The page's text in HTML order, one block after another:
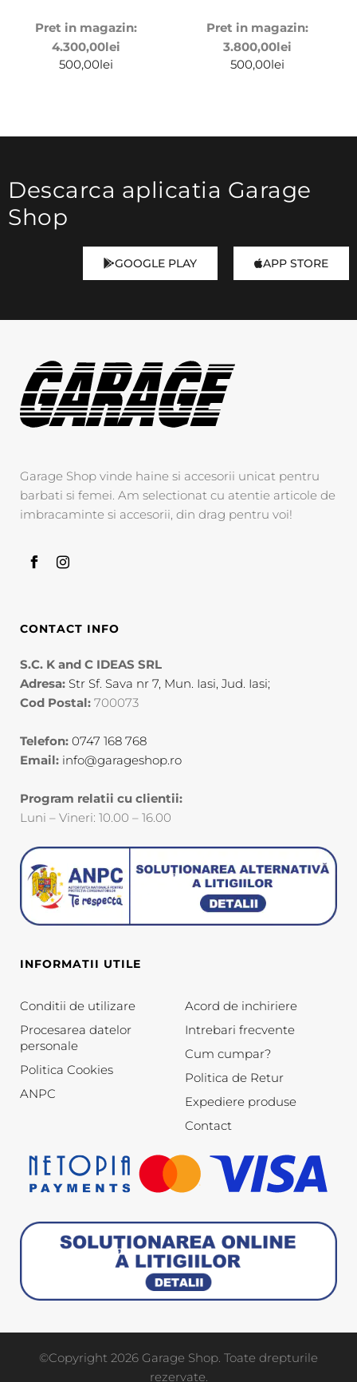
Pret in magazin:
4.300,00lei
500,00lei
Pret in magazin:
3.800,00lei
500,00lei
Descarca aplicatia Garage
Shop
GOOGLE PLAY APP STORE
Garage Shop vinde haine si accesorii unicat pentru
barbati si femei. Am selectionat cu atentie articole de
imbracaminte si accesorii, din drag pentru voi!
CONTACT INFO
S.C. K and C IDEAS SRL
Adresa: Str Sf. Sava nr 7, Mun. Iasi, Jud. Iasi;
Cod Postal: 700073
Telefon: 0747 168 768
Email: info@garageshop.ro
Program relatii cu clientii:
Luni – Vineri: 10.00 – 16.00
INFORMATII UTILE
Conditii de utilizare
Procesarea datelor
personale
Politica Cookies
ANPC
Acord de inchiriere
Intrebari frecvente
Cum cumpar?
Politica de Retur
Expediere produse
Contact
©Copyright 2026 Garage Shop. Toate drepturile
rezervate.